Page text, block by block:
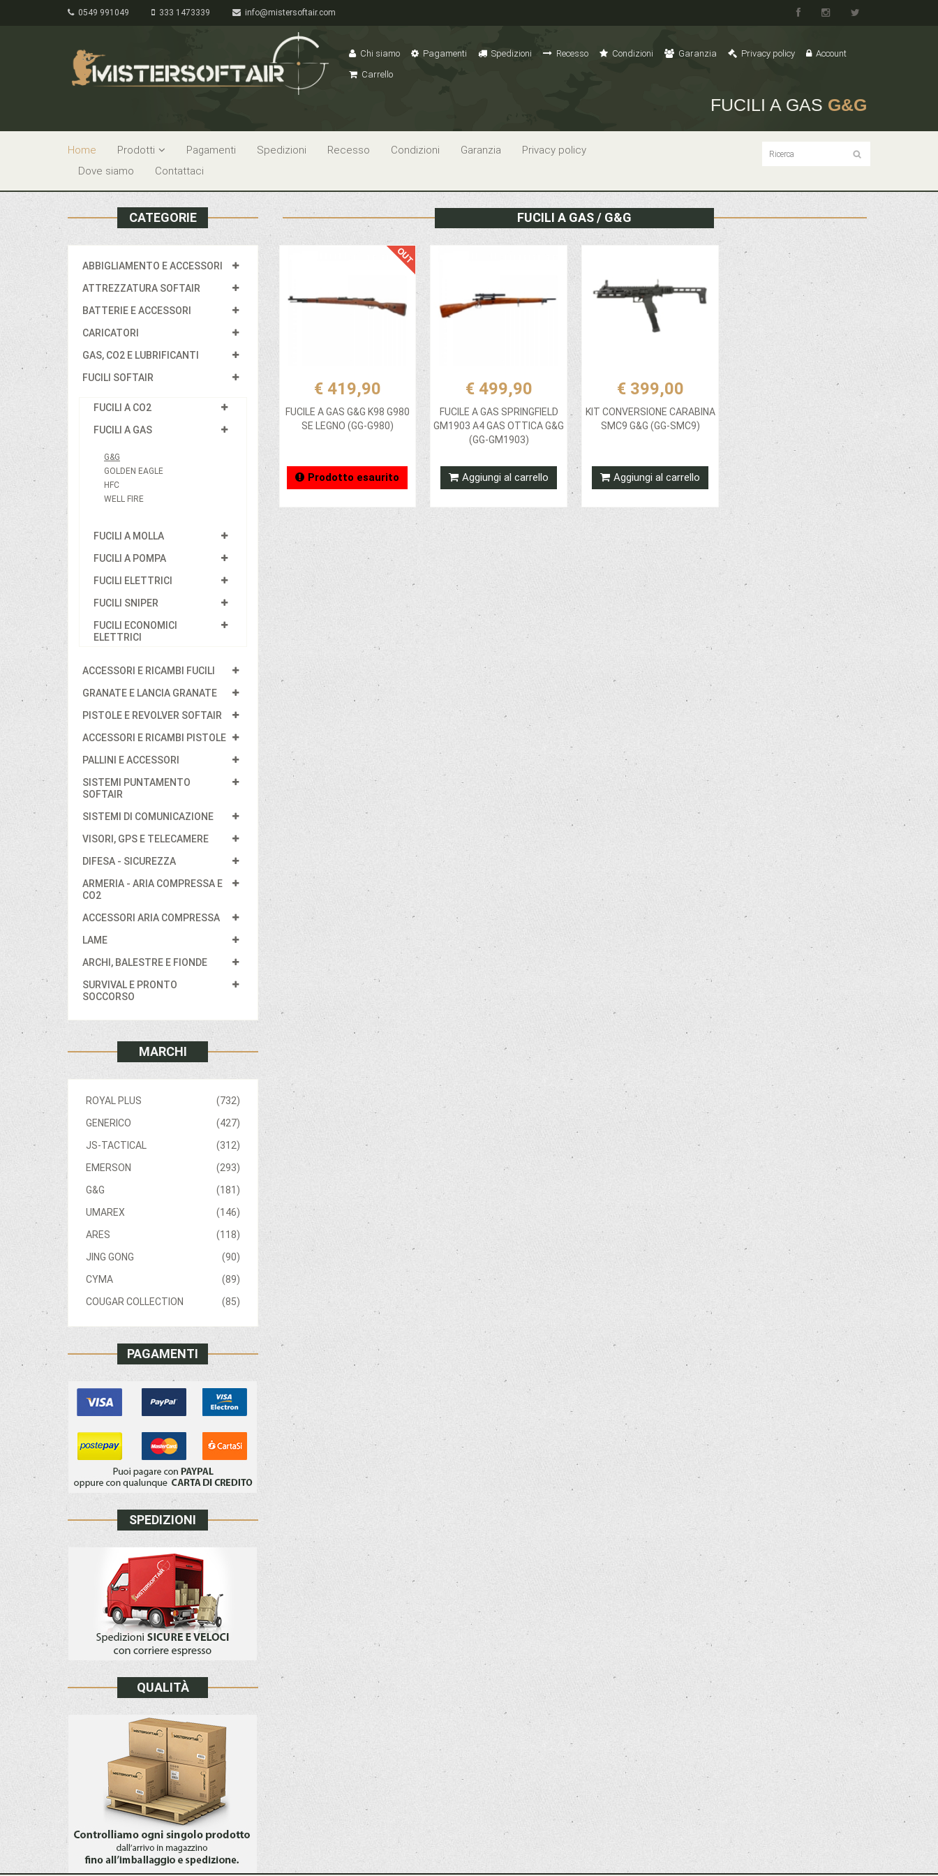
0549 991049 333 1473339 info@mistersoftair.com
Chi siamo Pagamenti Spedizioni Recesso Condizioni Garanzia Privacy policy
Account
Carrello
FUCILI A GAS G&G
Home Prodotti Pagamenti Spedizioni Recesso Condizioni Garanzia
Privacy policy
Dove siamo
Contattaci
CATEGORIE
ABBIGLIAMENTO E ACCESSORI
ATTREZZATURA SOFTAIR
BATTERIE E ACCESSORI
CARICATORI
GAS, CO2 E LUBRIFICANTI
FUCILI SOFTAIR
FUCILI A CO2
FUCILI A GAS
G&G
GOLDEN EAGLE
HFC
WELL FIRE
FUCILI A MOLLA
FUCILI A POMPA
FUCILI ELETTRICI
FUCILI SNIPER
FUCILI ECONOMICI
ELETTRICI
ACCESSORI E RICAMBI FUCILI
GRANATE E LANCIA GRANATE
PISTOLE E REVOLVER SOFTAIR
ACCESSORI E RICAMBI PISTOLE
PALLINI E ACCESSORI
SISTEMI PUNTAMENTO
SOFTAIR
SISTEMI DI COMUNICAZIONE
VISORI, GPS E TELECAMERE
DIFESA - SICUREZZA
ARMERIA - ARIA COMPRESSA E
CO2
ACCESSORI ARIA COMPRESSA
LAME
ARCHI, BALESTRE E FIONDE
SURVIVAL E PRONTO
SOCCORSO
MARCHI
(732)
ROYAL PLUS
(427)
GENERICO
(312)
JS-TACTICAL
(293)
EMERSON
(181)
G&G
(146)
UMAREX
(118)
ARES
(90)
JING GONG
(89)
CYMA
(85)
COUGAR COLLECTION
PAGAMENTI
SPEDIZIONI
QUALITÀ
FUCILI A GAS / G&G
€ 419,90
FUCILE A GAS G&G K98 G980
SE LEGNO (GG-G980)
Prodotto esaurito
€ 499,90
FUCILE A GAS SPRINGFIELD
GM1903 A4 GAS OTTICA G&G
(GG-GM1903)
Aggiungi al carrello
€ 399,00
KIT CONVERSIONE CARABINA
SMC9 G&G (GG-SMC9)
Aggiungi al carrello